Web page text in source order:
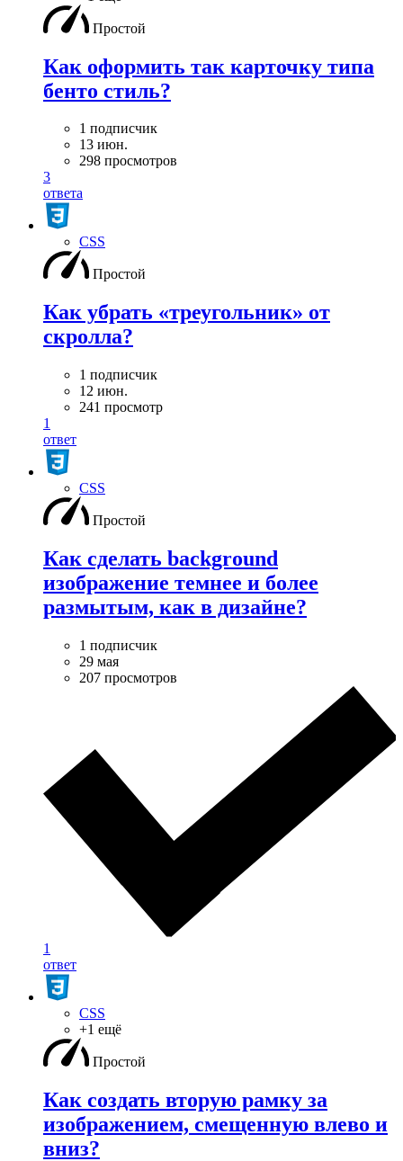
Простой
Как оформить так карточку типа
бенто стиль?
1 подписчик
13 июн.
298 просмотров
3
ответа
CSS
Простой
Как убрать «треугольник» от
скролла?
1 подписчик
12 июн.
241 просмотр
1
ответ
CSS
Простой
Как сделать background
изображение темнее и более
размытым, как в дизайне?
1 подписчик
29 мая
207 просмотров
1
ответ
CSS
+1 ещё
Простой
Как создать вторую рамку за
изображением, смещенную влево и
вниз?